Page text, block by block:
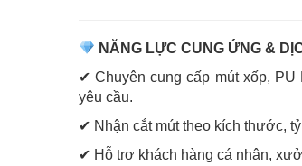
NĂNG LỰC CUNG ỨNG &
✔ Chuyên cung cấp mút xốp, PU
yêu cầu.
✔ Nhận cắt mút theo kích thước,
✔ Hỗ trợ khách hàng cá nhân,